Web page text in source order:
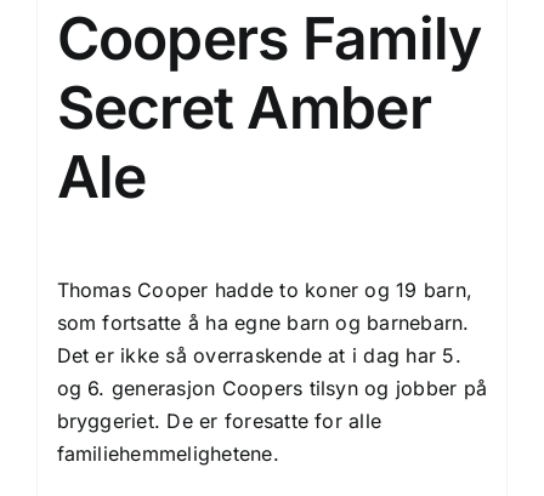
Coopers Family
Secret Amber
Ale
Thomas Cooper hadde to koner og 19 barn,
som fortsatte å ha egne barn og barnebarn.
Det er ikke så overraskende at i dag har 5.
og 6. generasjon Coopers tilsyn og jobber på
bryggeriet. De er foresatte for alle
familiehemmelighetene.